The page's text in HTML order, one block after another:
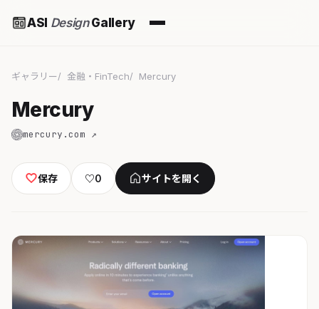
ASI DesignGallery
ギャラリー 金融・FinTech Mercury
Mercury
mercury.com ↗
保存 ♡0 サイトを開く